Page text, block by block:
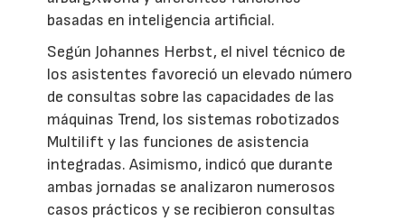
basadas en inteligencia artificial.
Según Johannes Herbst, el nivel técnico de
los asistentes favoreció un elevado número
de consultas sobre las capacidades de las
máquinas Trend, los sistemas robotizados
Multilift y las funciones de asistencia
integradas. Asimismo, indicó que durante
ambas jornadas se analizaron numerosos
casos prácticos y se recibieron consultas